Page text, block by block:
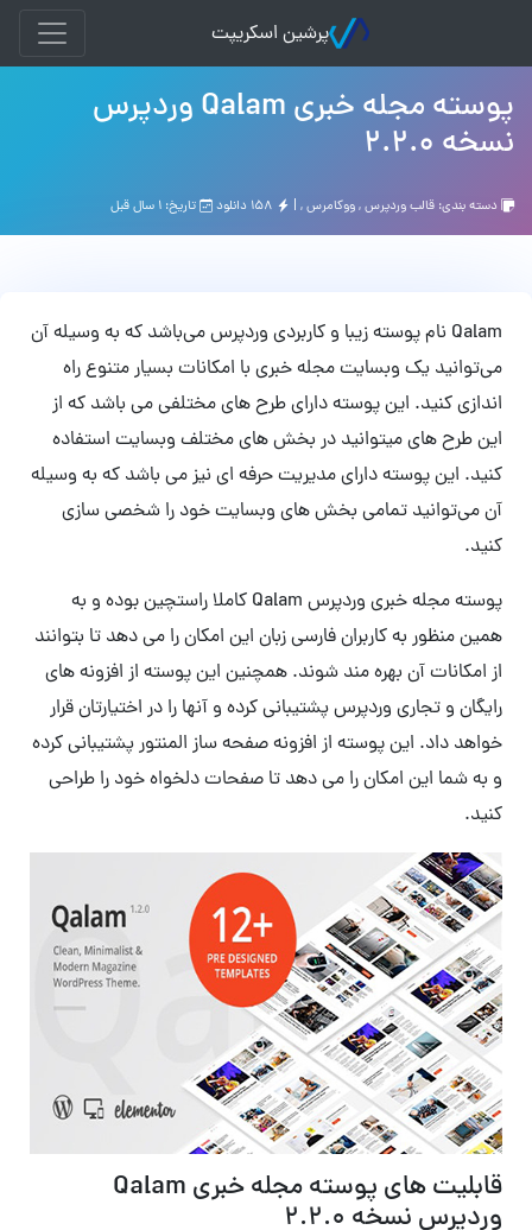
پرشین اسکریپت
پوسته مجله خبری Qalam وردپرس
نسخه 2.2.0
دسته بندی: قالب وردپرس,ووکامرس, | تاریخ: ۱ سال قبل
Qalam نام پوسته زیبا و کاربردی وردپرس می‌باشد که به وسیله آن
می‌توانید یک وبسایت مجله خبری با امکانات بسیار متنوع راه
اندازی کنید. این پوسته دارای طرح های مختلفی می باشد که از
این طرح های میتوانید در بخش های مختلف وبسایت استفاده
کنید. این پوسته دارای مدیریت حرفه ای نیز می باشد که به وسیله
آن می‌توانید تمامی بخش های وبسایت خود را شخصی سازی
کنید.
پوسته مجله خبری وردپرس Qalam کاملا راستچین بوده و به
همین منظور به کاربران فارسی زبان این امکان را می دهد تا بتوانند
از امکانات آن بهره مند شوند. همچنین این پوسته از افزونه های
رایگان و تجاری وردپرس پشتیبانی کرده و آنها را در اختیارتان قرار
خواهد داد. این پوسته از افزونه صفحه ساز المنتور پشتیبانی کرده
و به شما این امکان را می دهد تا صفحات دلخواه خود را طراحی
کنید.
قابلیت های پوسته مجله خبری Qalam
وردپرس نسخه 2.2.0